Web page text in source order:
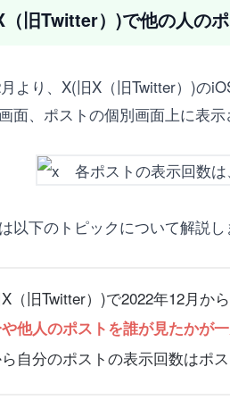
（旧Twitter）)で他の人の
より、X(旧X（旧Twitter）)の
面、ポストの個別画面上に表
以下のトピックについて解説
（旧Twitter）)で2022年12月か
他人のポストを誰が見たかが
自分のポストの表示回数はポ